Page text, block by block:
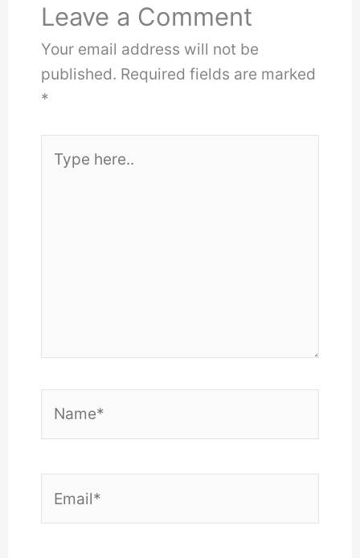
Leave a Comment
Your email address will not be
published. Required fields are marked
*
here..